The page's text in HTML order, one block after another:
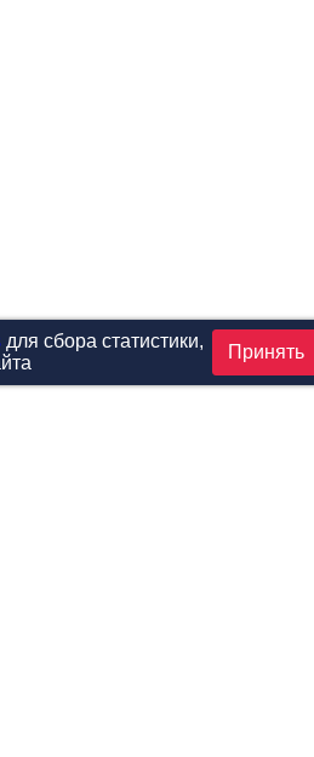
для сбора статистики,
Принять